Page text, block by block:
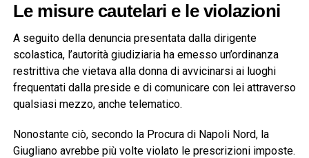
Le misure cautelari e le violazioni
A seguito della denuncia presentata dalla dirigente
scolastica, l’autorità giudiziaria ha emesso un’ordinanza
restrittiva che vietava alla donna di avvicinarsi ai luoghi
frequentati dalla preside e di comunicare con lei attraverso
qualsiasi mezzo, anche telematico.
Nonostante ciò, secondo la Procura di Napoli Nord, la
Giugliano avrebbe più volte violato le prescrizioni imposte.